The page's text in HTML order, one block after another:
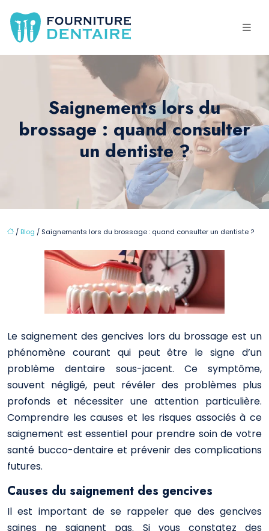
Saignements lors du
brossage : quand consulter
un dentiste ?
/ Blog / Saignements lors du brossage : quand consulter un dentiste ?
Le saignement des gencives lors du brossage est un
phénomène courant qui peut être le signe d’un
problème dentaire sous-jacent. Ce symptôme,
souvent négligé, peut révéler des problèmes plus
profonds et nécessiter une attention particulière.
Comprendre les causes et les risques associés à ce
saignement est essentiel pour prendre soin de votre
santé bucco-dentaire et prévenir des complications
futures.
Causes du saignement des gencives
Il est important de se rappeler que des gencives
saines ne saignent pas. Si vous constatez des